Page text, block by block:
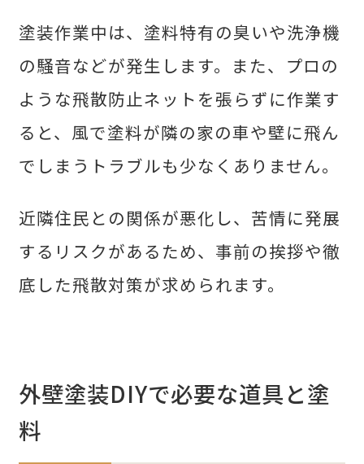
塗装作業中は、塗料特有の臭いや洗浄機
の騒音などが発生します。また、プロの
ような飛散防止ネットを張らずに作業す
ると、風で塗料が隣の家の車や壁に飛ん
でしまうトラブルも少なくありません。
近隣住民との関係が悪化し、苦情に発展
するリスクがあるため、事前の挨拶や徹
底した飛散対策が求められます。
外壁塗装DIYで必要な道具と塗
料